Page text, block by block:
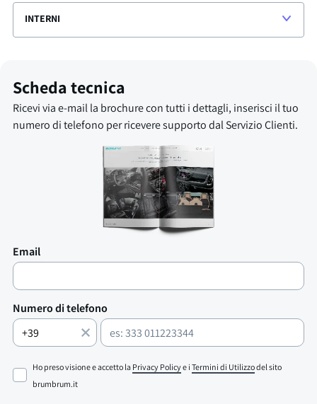
INTERNI
Scheda tecnica
Ricevi via e-mail la brochure con tutti i dettagli, inserisci il tuo
numero di telefono per ricevere supporto dal Servizio Clienti.
Email
Numero di telefono
Ho preso visione e accetto la Privacy Policye i Termini di Utilizzodel sito
brumbrum.it